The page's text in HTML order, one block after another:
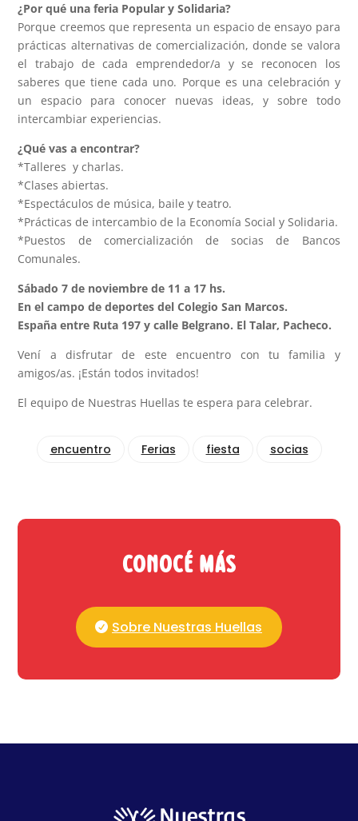
¿Por qué una feria Popular y Solidaria?
Porque creemos que representa un espacio de ensayo para
prácticas alternativas de comercialización, donde se valora
el trabajo de cada emprendedor/a y se reconocen los
saberes que tiene cada uno. Porque es una celebración y
un espacio para conocer nuevas ideas, y sobre todo
intercambiar experiencias.
¿Qué vas a encontrar?
*Talleres y charlas.
*Clases abiertas.
*Espectáculos de música, baile y teatro.
*Prácticas de intercambio de la Economía Social y Solidaria.
*Puestos de comercialización de socias de Bancos
Comunales.
Sábado 7 de noviembre de 11 a 17 hs.
En el campo de deportes del Colegio San Marcos.
España entre Ruta 197 y calle Belgrano. El Talar, Pacheco.
Vení a disfrutar de este encuentro con tu familia y
amigos/as. ¡Están todos invitados!
El equipo de Nuestras Huellas te espera para celebrar.
encuentro Ferias fiesta socias
Conocé más
Sobre Nuestras Huellas